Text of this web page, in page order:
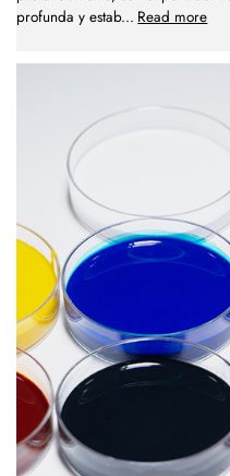
profunda y estab... Read more